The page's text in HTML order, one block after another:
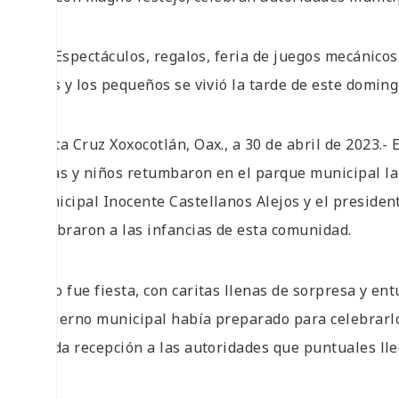
• Espectáculos, regalos, feria de juegos
y las y los pequeños se vivió la tarde de este
Santa Cruz Xoxocotlán, Oax., a 30 de abril de
niñas y niños retumbaron en el parque municipal
municipal Inocente Castellanos Alejos y el
celebraron a las infancias de esta comunidad.
Todo fue fiesta, con caritas llenas de sorpresa y
gobierno municipal había preparado para
cálida recepción a las autoridades que puntuales